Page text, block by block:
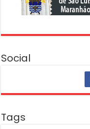
Social
Tags